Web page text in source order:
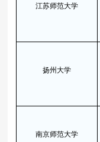
江苏师范大学
扬州大学
南京师范大学